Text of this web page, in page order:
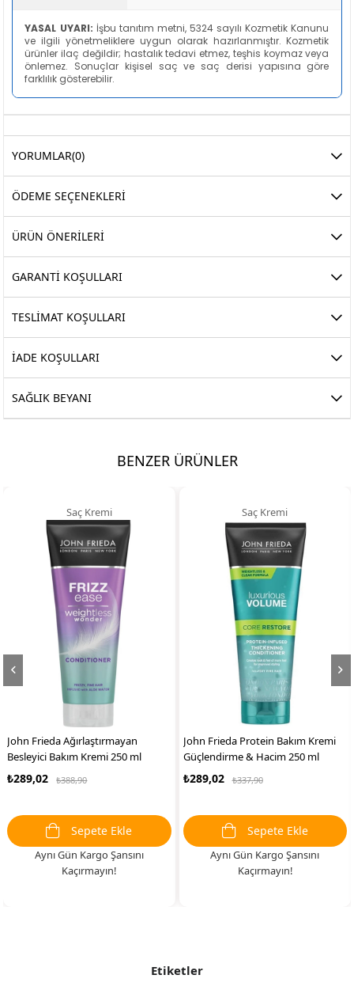
YASAL UYARI: İşbu tanıtım metni, 5324 sayılı Kozmetik Kanunu
ve ilgili yönetmeliklere uygun olarak hazırlanmıştır. Kozmetik
ürünler ilaç değildir; hastalık tedavi etmez, teşhis koymaz veya
önlemez. Sonuçlar kişisel saç ve saç derisi yapısına göre
farklılık gösterebilir.
YORUMLAR(0)
ÖDEME SEÇENEKLERI
ÜRÜN ÖNERILERI
GARANTİ KOŞULLARI
TESLİMAT KOŞULLARI
İADE KOŞULLARI
SAĞLIK BEYANI
BENZER ÜRÜNLER
Kremi 250 ml
Sepete Ekle
Kargo Şansını
John Frieda Protein Bakım Kremi
Güçlendirme & Hacim 250 ml
₺337,90
Sepete Ekle
Aynı Gün Kargo Şansını
John Frieda
Güçlendirici
Aynı
Etiketler